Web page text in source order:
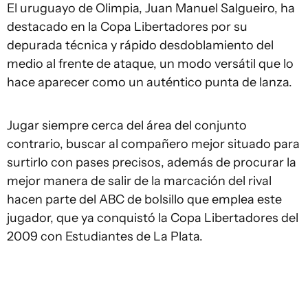
El uruguayo de Olimpia, Juan Manuel Salgueiro, ha
destacado en la Copa Libertadores por su
depurada técnica y rápido desdoblamiento del
medio al frente de ataque, un modo versátil que lo
hace aparecer como un auténtico punta de lanza.
Jugar siempre cerca del área del conjunto
contrario, buscar al compañero mejor situado para
surtirlo con pases precisos, además de procurar la
mejor manera de salir de la marcación del rival
hacen parte del ABC de bolsillo que emplea este
jugador, que ya conquistó la Copa Libertadores del
2009 con Estudiantes de La Plata.